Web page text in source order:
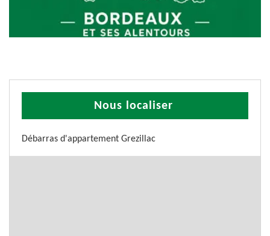
Nous localiser
Débarras d'appartement Grezillac